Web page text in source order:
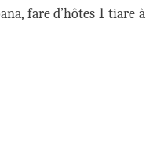
fare d’hôtes 1 tiare à